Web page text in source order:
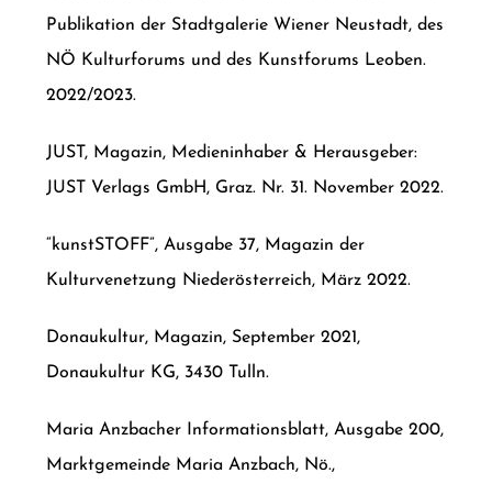
Publikation der Stadtgalerie Wiener Neustadt, des
NÖ Kulturforums und des Kunstforums Leoben.
2022/2023.
JUST, Magazin, Medieninhaber & Herausgeber:
JUST Verlags GmbH, Graz. Nr. 31. November 2022.
“kunstSTOFF”, Ausgabe 37, Magazin der
Kulturvenetzung Niederösterreich, März 2022.
Donaukultur, Magazin, September 2021,
Donaukultur KG, 3430 Tulln.
Maria Anzbacher Informationsblatt, Ausgabe 200,
Marktgemeinde Maria Anzbach, Nö.,